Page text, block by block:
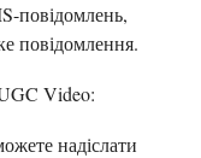
повідомлень,
повідомлення.
Video:
надіслати